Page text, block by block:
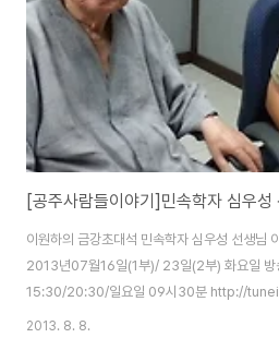
[공주사람들이야기]민속학자 심우
이원하의 금강초대석 민속학자 심우성 선생님
2013년07월16일(1부)/ 23일(2부) 화요일
15:30/20:30/일요일 09시30분 http://
StationId=187925
2013. 8. 8.